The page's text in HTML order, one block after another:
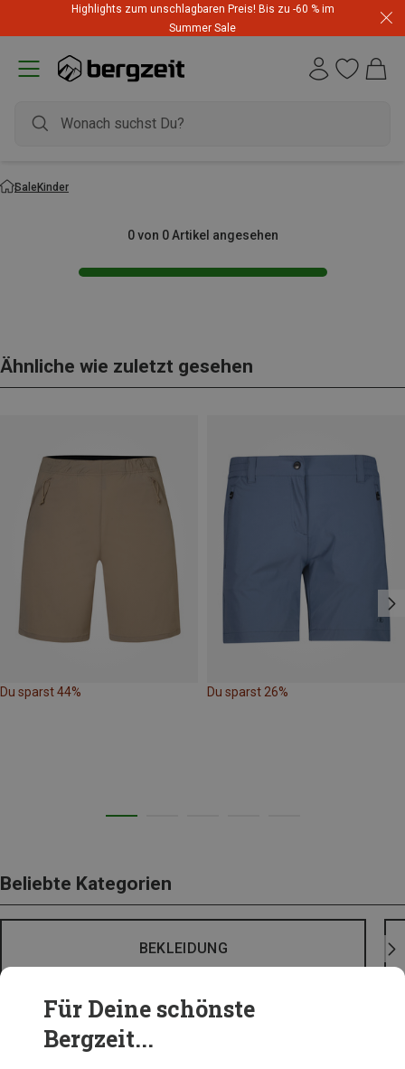
Highlights zum unschlagbaren Preis! Bis zu -60 % im
Summer Sale
SaleKinder
0 von 0 Artikel angesehen
Ähnliche wie zuletzt gesehen
Du sparst 44% Du sparst 26%
Beliebte Kategorien
BEKLEIDUNG
Für Deine schönste
Bergzeit...